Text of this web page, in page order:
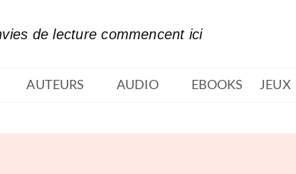
de lecture commencent ici
AUTEURS AUDIO EBOOKS JEUX